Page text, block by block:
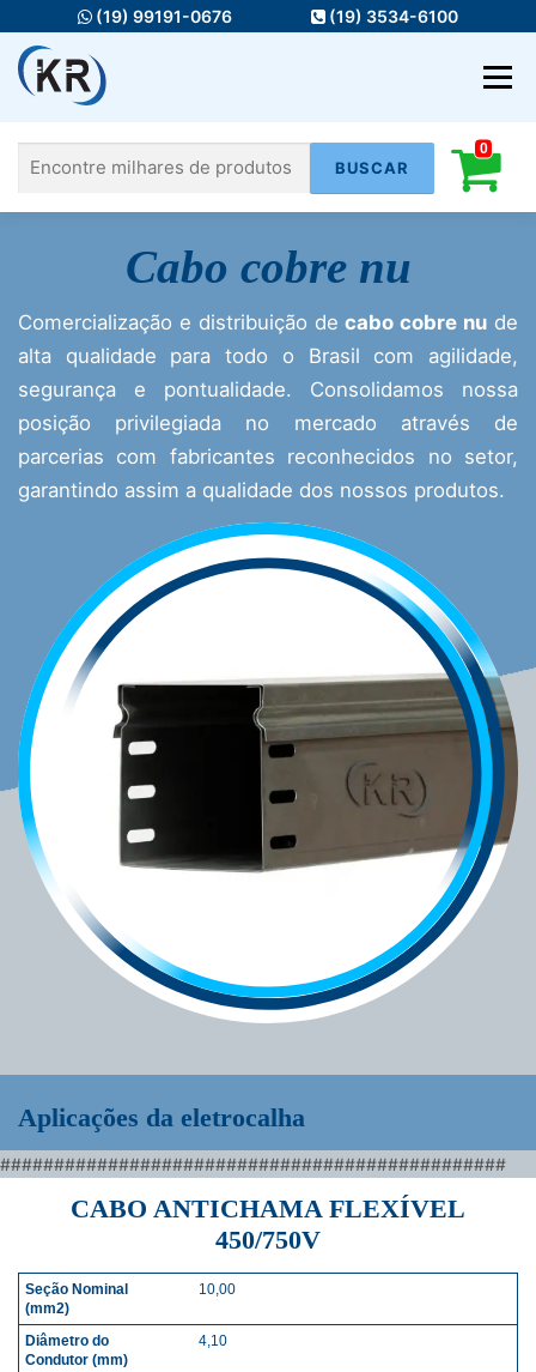
conteúdo
(19) 99191-0676 (19) 3534-6100
Menu
HOME MATERIAIS ELÉTRICOS
FIOS E CABOS ILUMINAÇÃO
AUTOMAÇÃO INFRA SERVIÇOS
Pesquisar
0
Cabo cobre nu
Comercialização e distribuição decabo cobre nu de
alta qualidade para todo o Brasil com agilidade,
segurança e pontualidade. Consolidamos nossa
posição privilegiada no mercado através de
parcerias com fabricantes reconhecidos no setor,
garantindo assim a qualidade dos nossos produtos.
Aplicações da eletrocalha
###############################################
CABO ANTICHAMA FLEXÍVEL
450/750V
SEÇÃO NOMINAL (MM2)
10,00
4,10